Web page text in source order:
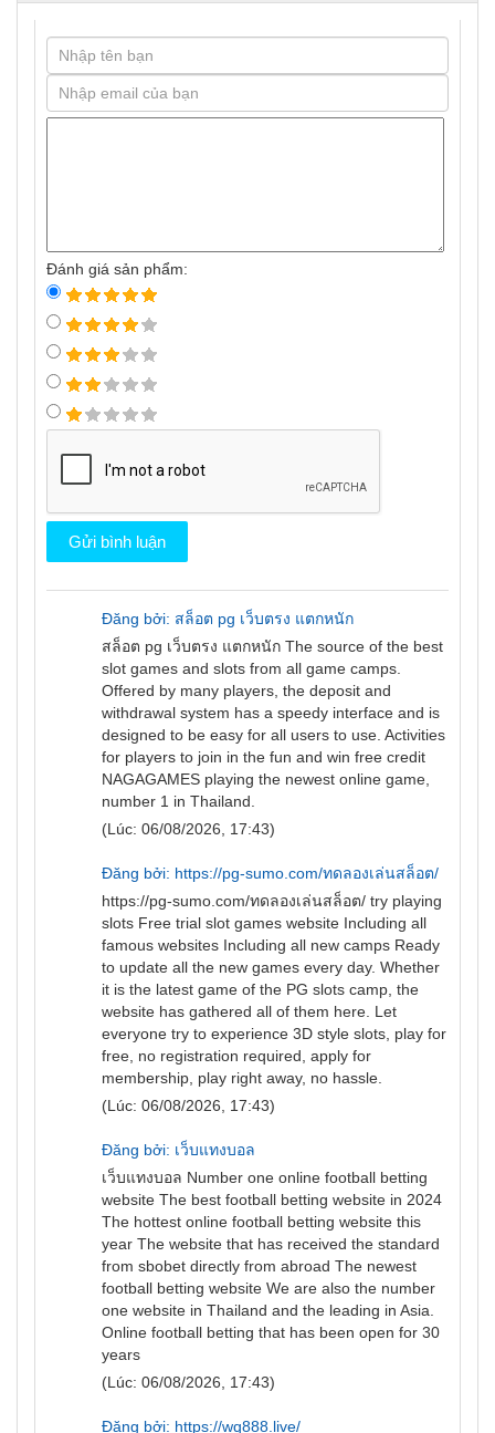
Đánh giá sản phẩm:
Đăng bởi: สล็อต pg เว็บตรง แตกหนัก
สล็อต pg เว็บตรง แตกหนัก The source of the best
slot games and slots from all game camps.
Offered by many players, the deposit and
withdrawal system has a speedy interface and is
designed to be easy for all users to use. Activities
for players to join in the fun and win free credit
NAGAGAMES playing the newest online game,
number 1 in Thailand.
(Lúc: 06/08/2026, 17:43)
Đăng bởi: https://pg-sumo.com/ทดลองเล่นสล็อต/
https://pg-sumo.com/ทดลองเล่นสล็อต/ try playing
slots Free trial slot games website Including all
famous websites Including all new camps Ready
to update all the new games every day. Whether
it is the latest game of the PG slots camp, the
website has gathered all of them here. Let
everyone try to experience 3D style slots, play for
free, no registration required, apply for
membership, play right away, no hassle.
(Lúc: 06/08/2026, 17:43)
Đăng bởi: เว็บแทงบอล
เว็บแทงบอล Number one online football betting
website The best football betting website in 2024
The hottest online football betting website this
year The website that has received the standard
from sbobet directly from abroad The newest
football betting website We are also the number
one website in Thailand and the leading in Asia.
Online football betting that has been open for 30
years
(Lúc: 06/08/2026, 17:43)
Đăng bởi: https://wq888.live/